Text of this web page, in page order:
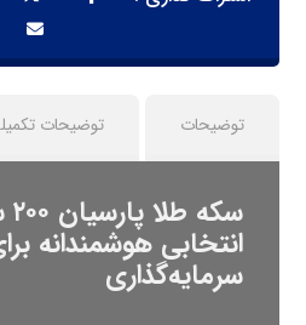
توضیحات توضیحات
انتخابی هوشمندانه
سرمایه‌گذاری